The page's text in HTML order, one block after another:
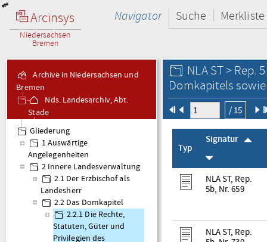
Arcinsys
Niedersachsen
Bremen
Navigator Suche Merkliste
Archive in Niedersachsen und
Bremen
Nds. Landesarchiv, Abt.
Stade
Akten
Gliederung
1 Auswärtige
Angelegenheiten
2 Innere Landesverwaltung
2.1 Der Erzbischof als
Landesherr
2.2 Das Domkapitel
2.2.1 Die Rechte,
Statuten, Güter und
Privilegien des
NLA ST > Rep.
Domkapitels
/ 15
Typ
Signatur
NLA ST, Rep.
5b, Nr. 659
NLA ST, Rep.